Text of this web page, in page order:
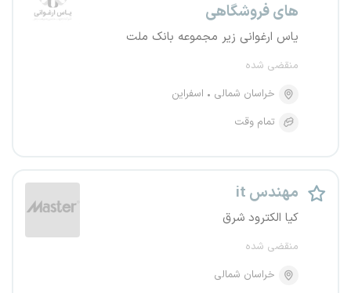
های فروشگاهی
یاس ارغوانی زیر مجموعه بانک ملت
منقضی شده
خراسان شمالی
اسفراین
تمام وقت
مهندس it
کیا الکترود شرق
منقضی شده
خراسان شمالی